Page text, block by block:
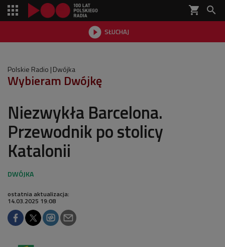
shopping_cart 
 SŁUCHAJ

Polskie Radio Dwójka
Wybieram Dwójkę
Niezwykła Barcelona.
Przewodnik po stolicy
Katalonii
ostatnia aktualizacja:
14.03.2025 19:08